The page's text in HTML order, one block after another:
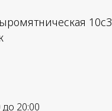
10с3
до 20:00